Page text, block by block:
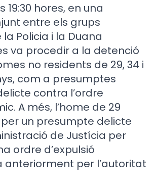
19:30 hores, en una
entre els grups
Policia i la Duana
va procedir a la detenció
no residents de 29, 34 i
com a presumptes
contra l’ordre
A més, l’home de 29
un presumpte delicte
de Justícia per
ordre d’expulsió
per l’autoritat